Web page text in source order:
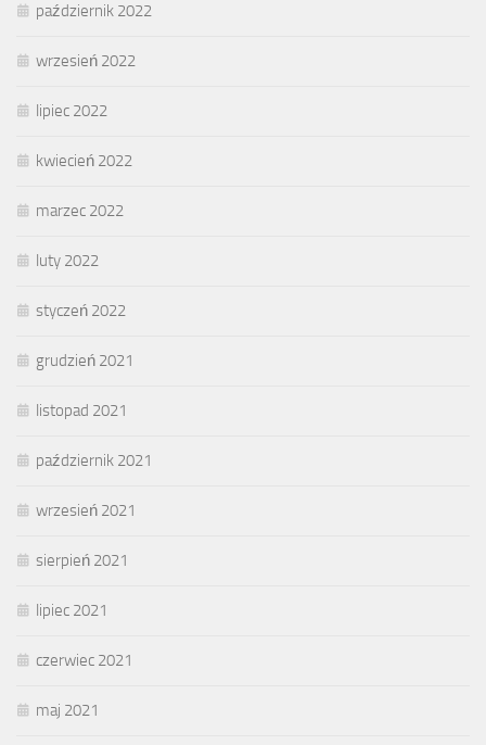
październik 2022
wrzesień 2022
lipiec 2022
kwiecień 2022
marzec 2022
luty 2022
styczeń 2022
grudzień 2021
listopad 2021
październik 2021
wrzesień 2021
sierpień 2021
lipiec 2021
czerwiec 2021
maj 2021